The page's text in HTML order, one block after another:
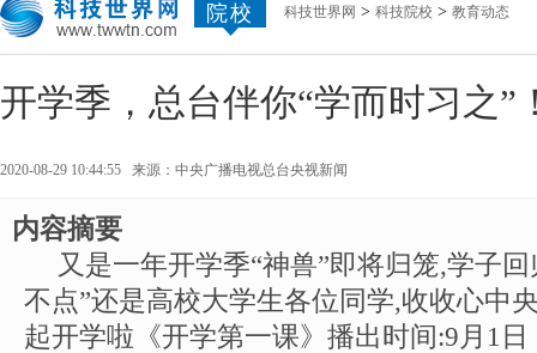
院校 科技世界网 > 科技院校 > 教育动态
开学季，总台伴你“学而时习之”
2020-08-29 10:44:55 来源： 中央广播电视总台央视新闻
内容摘要
又是一年开学季“神兽”即将归笼,学子
不点”还是高校大学生各位同学,收收心中
起开学啦《开学第一课》播出时间:9月1日